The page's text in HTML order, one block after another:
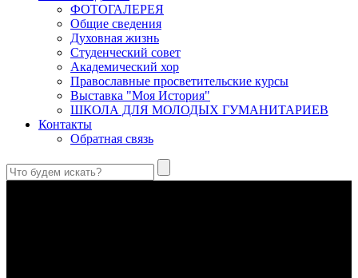
ФОТОГАЛЕРЕЯ
Общие сведения
Духовная жизнь
Студенческий совет
Академический хор
Православные просветительские курсы
Выставка "Моя История"
ШКОЛА ДЛЯ МОЛОДЫХ ГУМАНИТАРИЕВ
Контакты
Обратная связь